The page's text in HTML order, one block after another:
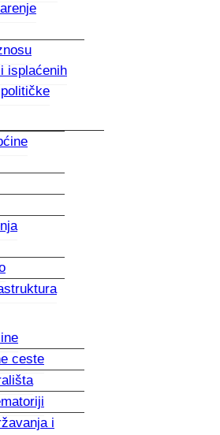
isplaćenih
ceste
i